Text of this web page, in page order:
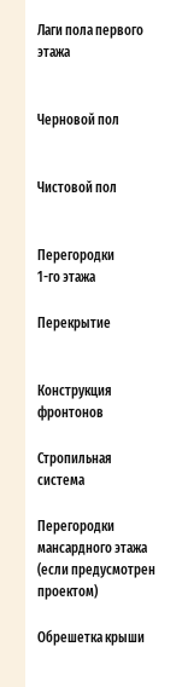
Лаги пола первого
этажа
Черновой пол
Чистовой пол
Перегородки
1-го этажа
Перекрытие
Конструкция
фронтонов
Стропильная
система
Перегородки
мансардного этажа
(если предусмотрен
проектом)
Обрешетка крыши